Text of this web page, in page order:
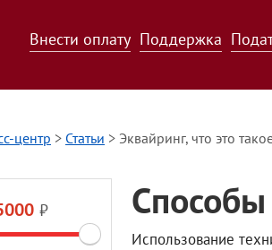
Внести оплату Поддержка
центр > Статьи > Эквайринг, что это
₽
Использование